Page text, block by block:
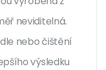
neviditelná.
nebo čištění
výsledku